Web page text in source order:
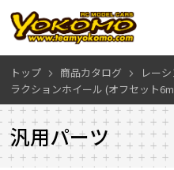
トップ 商品カタログ
レー
ラクションホイール (オフセット
汎用パーツ